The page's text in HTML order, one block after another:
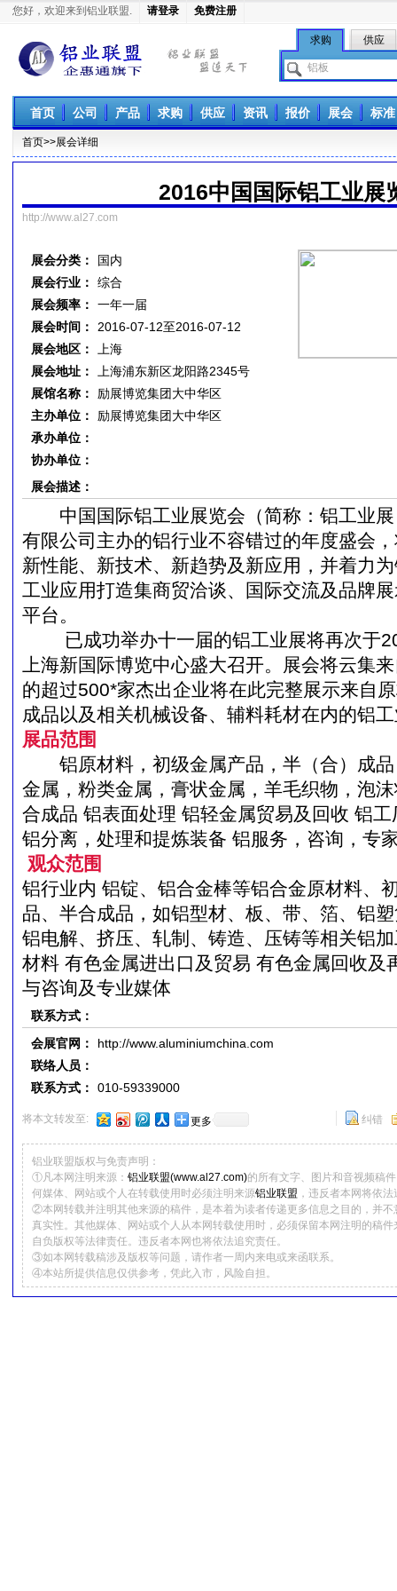
您好，欢迎来到铝业联盟. 请登录 免费注册
铝业联盟
求购 供应
首页 公司 产品 求购 供应 资讯 报价 展会 标准
首页>>展会详细
2016中国国际铝工业展
http://www.al27.com
展会分类：
国内
展会行业：
综合
展会频率：
一年一届
展会时间：
2016-07-12至2016-07-12
展会地区：
上海
展会地址：
上海浦东新区龙阳路2345号
展馆名称：
励展博览集团大中华区
主办单位：
励展博览集团大中华区
承办单位：
协办单位：
展会描述：
中国国际铝工业展览会（简称：铝工业展
有限公司主办的铝行业不容错过的年度盛会
新性能、新技术、新趋势及新应用，并着力
工业应用打造集商贸洽谈、国际交流及品牌
平台。
已成功举办十一届的铝工业展将再次于
上海新国际博览中心盛大召开。展会将云集
的超过500*家杰出企业将在此完整展示来自
成品以及相关机械设备、辅料耗材在内的铝
展品范围
铝原材料，初级金属产品，半（合）成品
金属，粉类金属，膏状金属，羊毛织物，泡
合成品 铝表面处理 铝轻金属贸易及回收 铝
铝分离，处理和提炼装备 铝服务，咨询，专
观众范围
铝行业内 铝锭、铝合金棒等铝合金原材料、
品、半合成品，如铝型材、板、带、箔、铝
铝电解、挤压、轧制、铸造、压铸等相关铝
材料 有色金属进出口及贸易 有色金属回收及
与咨询及专业媒体
联系方式：
会展官网：
http://www.aluminiumchina.com
联络人员：
联系方式：
010-59339000
将本文转发至: 更多 纠错
铝业联盟版权与免责声明：
①凡本网注明来源： 铝业联盟(www.al27.com)的所有文字、图片和音视频稿
何媒体、网站或个人在转载使用时必须注明来源铝业联盟 ，违反者本网将依
②本网转载并注明其他来源的稿件，是本着为读者传递更多信息之目的，并
真实性。其他媒体、网站或个人从本网转载使用时，必须保留本网注明的稿
自负版权等法律责任。违反者本网也将依法追究责任。
③如本网转载稿涉及版权等问题，请作者一周内来电或来函联系。
④本站所提供信息仅供参考，凭此入市，风险自担。